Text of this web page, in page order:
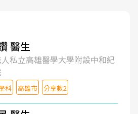
醫生
私立高雄醫學大學附設中和紀
科 高雄市 分享數2